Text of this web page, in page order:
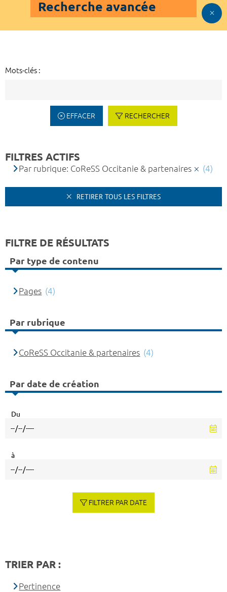
Recherche avancée
Mots-clés :
EFFACER RECHERCHER
FILTRES ACTIFS
Par rubrique: CoReSS Occitanie & partenaires (4)
RETIRER TOUS LES FILTRES
FILTRE DE RÉSULTATS
Par type de contenu
Pages (4)
Par rubrique
CoReSS Occitanie & partenaires (4)
Par date de création
Du
à
FILTRER PAR DATE
TRIER PAR :
Pertinence